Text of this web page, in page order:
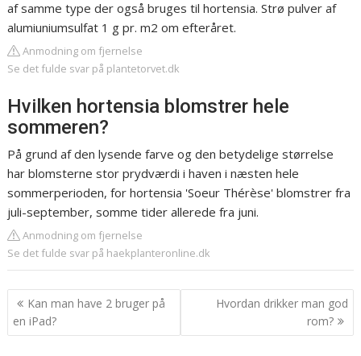
af samme type der også bruges til hortensia. Strø pulver af
alumiuniumsulfat 1 g pr. m2 om efteråret.
Anmodning om fjernelse
Se det fulde svar på plantetorvet.dk
Hvilken hortensia blomstrer hele
sommeren?
På grund af den lysende farve og den betydelige størrelse
har blomsterne stor prydværdi i haven i næsten hele
sommerperioden, for hortensia 'Soeur Thérèse' blomstrer fra
juli-september, somme tider allerede fra juni.
Anmodning om fjernelse
Se det fulde svar på haekplanteronline.dk
Indlægsnavigation
Kan man have 2 bruger på
en iPad?
Hvordan drikker man god
rom?